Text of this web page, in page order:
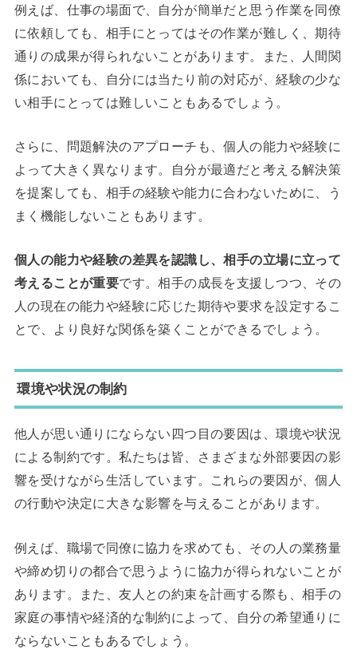
例えば、仕事の場面で、自分が簡単だと思う作業を同僚
に依頼しても、相手にとってはその作業が難しく、期待
通りの成果が得られないことがあります。また、人間関
係においても、自分には当たり前の対応が、経験の少な
い相手にとっては難しいこともあるでしょう。
さらに、問題解決のアプローチも、個人の能力や経験に
よって大きく異なります。自分が最適だと考える解決策
を提案しても、相手の経験や能力に合わないために、う
まく機能しないこともあります。
個人の能力や経験の差異を認識し、相手の立場に立って
考えることが重要です。相手の成長を支援しつつ、その
人の現在の能力や経験に応じた期待や要求を設定するこ
とで、より良好な関係を築くことができるでしょう。
環境や状況の制約
他人が思い通りにならない四つ目の要因は、環境や状況
による制約です。私たちは皆、さまざまな外部要因の影
響を受けながら生活しています。これらの要因が、個人
の行動や決定に大きな影響を与えることがあります。
例えば、職場で同僚に協力を求めても、その人の業務量
や締め切りの都合で思うように協力が得られないことが
あります。また、友人との約束を計画する際も、相手の
家庭の事情や経済的な制約によって、自分の希望通りに
ならないこともあるでしょう。